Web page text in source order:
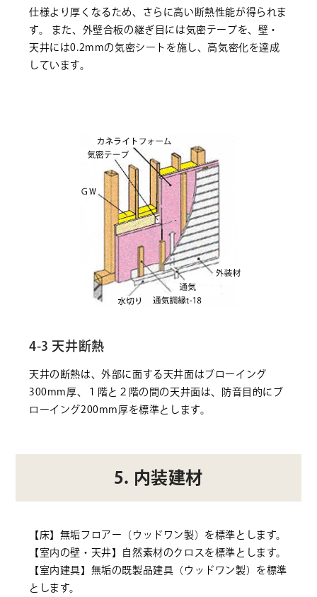
仕様より厚くなるため、さらに高い断熱性能が得られま
す。 また、外壁合板の継ぎ目には気密テープを、壁・
天井には0.2mmの気密シートを施し、高気密化を達成
しています。
4-3 天井断熱
天井の断熱は、外部に面する天井面はブローイング
300mm厚、１階と２階の間の天井面は、防音目的にブ
ローイング200mm厚を標準とします。
5. 内装建材
【床】無垢フロアー（ウッドワン製）を標準とします。
【室内の壁・天井】自然素材のクロスを標準とします。
【室内建具】無垢の既製品建具（ウッドワン製）を標準
とします。